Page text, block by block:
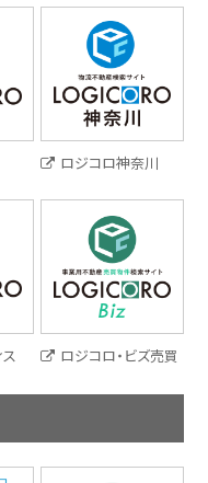
ロジコロ神奈川
ロジコロ・ビズ売買